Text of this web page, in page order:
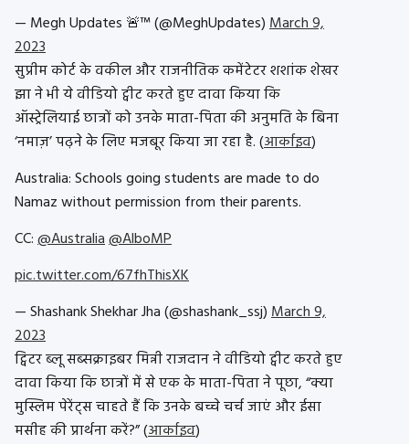
— Megh Updates 🚨™ (@MeghUpdates)March 9,
2023
सुप्रीम कोर्ट के वकील और राजनीतिक कमेंटेटर शशांक शेखर
झा ने भी ये वीडियो ट्वीट करते हुए दावा किया कि
ऑस्ट्रेलियाई छात्रों को उनके माता-पिता की अनुमति के बिना
‘नमाज़’ पढ़ने के लिए मजबूर किया जा रहा है. (आर्काइव)
Australia: Schools going students are made to do
Namaz without permission from their parents.
CC:@Australia@AlboMP
pic.twitter.com/67fhThisXK
— Shashank Shekhar Jha (@shashank_ssj)March 9,
2023
ट्विटर ब्लू सब्सक्राइबर मिन्नी राजदान ने वीडियो ट्वीट करते हुए
दावा किया कि छात्रों में से एक के माता-पिता ने पूछा, “क्या
मुस्लिम पेरेंट्स चाहते हैं कि उनके बच्चे चर्च जाएं और ईसा
मसीह की प्रार्थना करें?” (आर्काइव)